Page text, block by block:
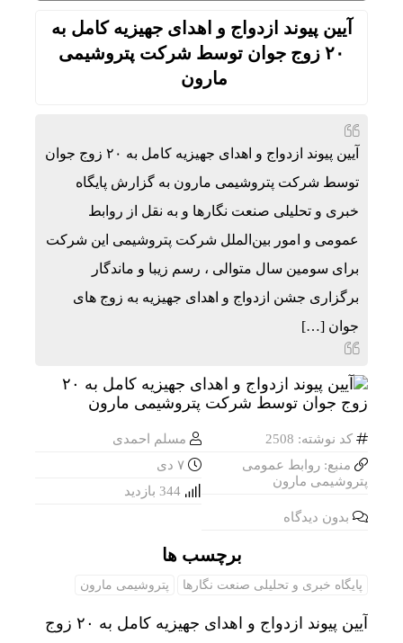
آیین پیوند ازدواج و اهدای جهیزیه کامل به
۲۰ زوج جوان توسط شرکت پتروشیمی
مارون
آیین پیوند ازدواج و اهدای جهیزیه کامل به ۲۰ زوج جوان
توسط شرکت پتروشیمی مارون به گزارش پایگاه
خبری و تحلیلی صنعت نگارها و به نقل از روابط
عمومی و امور بین‌الملل شرکت پتروشیمی این شرکت
برای سومین سال متوالی ، رسم زیبا و ماندگار
برگزاری جشن ازدواج و اهدای جهیزیه به زوج های
جوان […]
کد نوشته: 2508
مسلم احمدی
منبع: روابط عمومی
پتروشیمی مارون
بدون دیدگاه
برچسب ها
پایگاه خبری و تحلیلی صنعت نگارها پتروشیمی مارون
آیین پیوند ازدواج و اهدای جهیزیه کامل به ۲۰ زوج